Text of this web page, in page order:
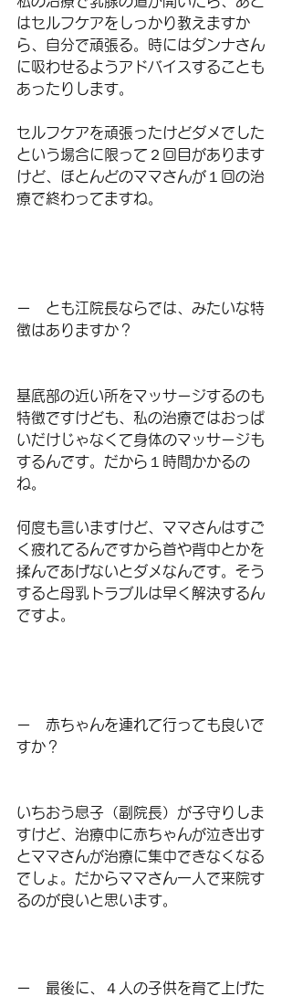
はセルフケアをしっかり教えますか
ら、自分で頑張る。時にはダンナさん
に吸わせるようアドバイスすることも
あったりします。
セルフケアを頑張ったけどダメでした
という場合に限って２回目があります
けど、ほとんどのママさんが１回の治
療で終わってますね。
ー　とも江院長ならでは、みたいな特
徴はありますか？
基底部の近い所をマッサージするのも
特徴ですけども、私の治療ではおっぱ
いだけじゃなくて身体のマッサージも
するんです。だから１時間かかるの
ね。
何度も言いますけど、ママさんはすご
く疲れてるんですから首や背中とかを
揉んであげないとダメなんです。そう
すると母乳トラブルは早く解決するん
ですよ。
ー　赤ちゃんを連れて行っても良いで
すか？
いちおう息子（副院長）が子守りしま
すけど、治療中に赤ちゃんが泣き出す
とママさんが治療に集中できなくなる
でしょ。だからママさん一人で来院す
るのが良いと思います。
ー　最後に、４人の子供を育て上げた